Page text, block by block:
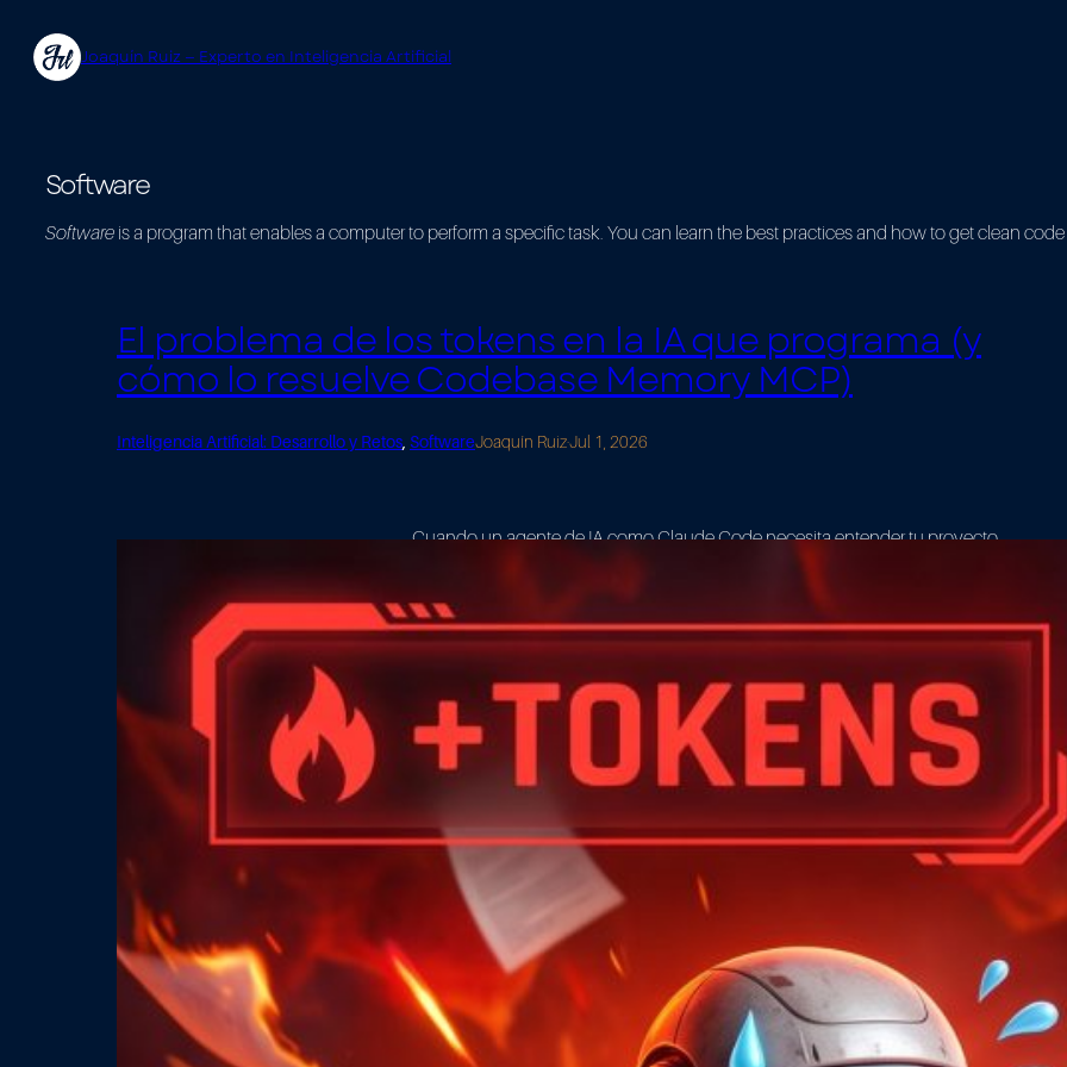
Joaquín Ruiz — Experto en Inteligencia Artificial
Software
Software is a program that enables a computer to perform a specific task. You can learn the best practices and how to get clean
El problema de los tokens en la IA que programa (y
cómo lo resuelve Codebase Memory MCP)
Inteligencia Artificial: Desarrollo y Retos, SoftwareJoaquín Ruiz·Jul 1, 2026
Cuando un agente de IA como Claude Code necesita entender tu proyecto,
irrelevante, gastando tokens, tiempo y precisión. Codebase Memory MCP
es un servidor MCP gratuito y de código abierto que indexa todo tu
Read More